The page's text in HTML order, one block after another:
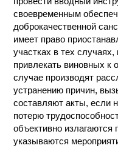
своевременным
доброкачественной
имеет право
участках в тех
привлекать виновных к
случае производят
устранению причин,
составляют акты, если
потерю
объективно излагаются
указываются